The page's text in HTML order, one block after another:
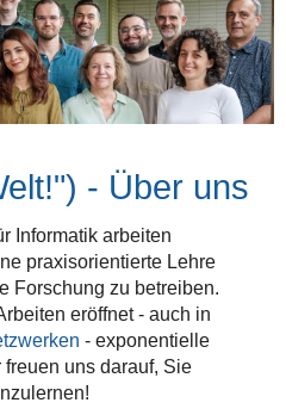
- Über uns
Informatik arbeiten
praxisorientierte Lehre
Forschung zu betreiben.
eröffnet - auch in
- exponentielle
uns darauf, Sie